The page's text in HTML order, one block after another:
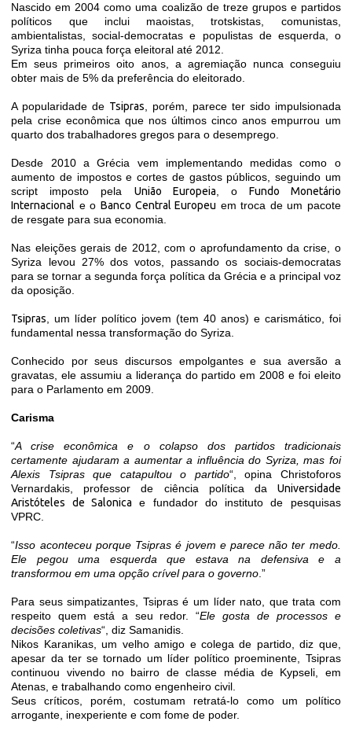
Nascido em 2004 como uma coalizão de treze grupos e partidos
políticos que inclui maoistas, trotskistas, comunistas,
ambientalistas, social-democratas e populistas de esquerda, o
Syriza tinha pouca força eleitoral até 2012.
Em seus primeiros oito anos, a agremiação nunca conseguiu
obter mais de 5% da preferência do eleitorado.
A popularidade de Tsipras , porém, parece ter sido impulsionada
pela crise econômica que nos últimos cinco anos empurrou um
quarto dos trabalhadores gregos para o desemprego.
Desde 2010 a Grécia vem implementando medidas como o
aumento de impostos e cortes de gastos públicos, seguindo um
script imposto pela União Europeia , o Fundo Monetário
Internacional e o Banco Central Europeu em troca de um pacote
de resgate para sua economia.
Nas eleições gerais de 2012, com o aprofundamento da crise, o
Syriza levou 27% dos votos, passando os sociais-democratas
para se tornar a segunda força política da Grécia e a principal voz
da oposição.
Tsipras , um líder político jovem (tem 40 anos) e carismático, foi
fundamental nessa transformação do Syriza.
Conhecido por seus discursos empolgantes e sua aversão a
gravatas, ele assumiu a liderança do partido em 2008 e foi eleito
para o Parlamento em 2009.
Carisma
“A crise econômica e o colapso dos partidos tradicionais
certamente ajudaram a aumentar a influência do Syriza, mas foi
Alexis Tsipras que catapultou o partido“, opina Christoforos
Vernardakis, professor de ciência política da Universidade
Aristóteles de Salonica e fundador do instituto de pesquisas
VPRC.
“Isso aconteceu porque Tsipras é jovem e parece não ter medo.
Ele pegou uma esquerda que estava na defensiva e a
transformou em uma opção crível para o governo .”
Para seus simpatizantes, Tsipras é um líder nato, que trata com
respeito quem está a seu redor. “Ele gosta de processos e
decisões coletivas“, diz Samanidis.
Nikos Karanikas, um velho amigo e colega de partido, diz que,
apesar da ter se tornado um líder político proeminente, Tsipras
continuou vivendo no bairro de classe média de Kypseli, em
Atenas, e trabalhando como engenheiro civil.
Seus críticos, porém, costumam retratá-lo como um político
arrogante, inexperiente e com fome de poder.